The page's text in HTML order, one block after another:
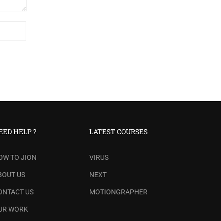
HELP ?
TO JION
US
US
WORK
LATEST COURSES
VIRUS
NEXT
MOTIONGRAPHER